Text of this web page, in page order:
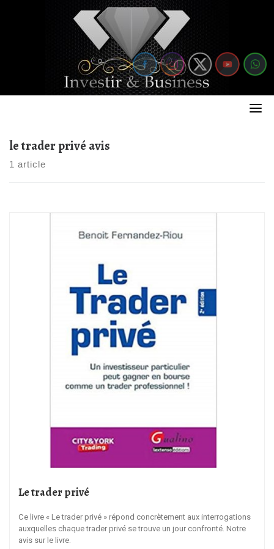
le trader privé avis
1 article
Le trader privé
Ce livre « Le trader privé » répond concrètement aux interrogations
auxquelles chaque trader privé se trouve un jour confronté. Notre
avis sur le livre.